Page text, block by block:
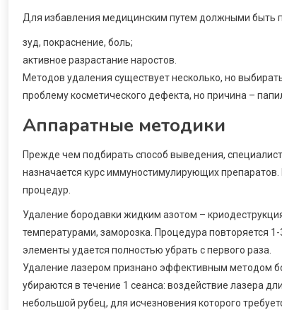
Для избавления медицинским путем должными быть
зуд, покраснение, боль;
активное разрастание наростов.
Методов удаления существует несколько, но
проблему косметического дефекта, но причина –
Аппаратные методики
Прежде чем подбирать способ выведения,
назначается курс иммуностимулирующих
процедур.
Удаление бородавки жидким азотом –
температурами, заморозка. Процедура повторяется
элементы удается полностью убрать с первого раза.
Удаление лазером признано эффективным методом
убираются в течение 1 сеанса: воздействие лазера
небольшой рубец, для исчезновения которого